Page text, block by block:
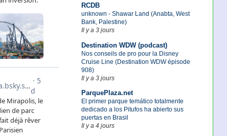
RCDB
unknown - Shawar Land (Anabta, West
Bank, Palestine)
Il y a 3 jours
Destination WDW (podcast)
Nos conseils de pro pour la Disney
Cruise Line (Destination WDW épisode
908)
Il y a 3 jours
ParquePlaza.net
El primer parque temático totalmente
dedicado a los Pitufos ha abierto sus
puertas en Brasil
Il y a 4 jours